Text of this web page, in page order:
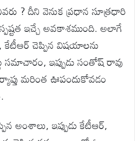
? దీని వెనుక ప్రధాన సూత్రధారి
ఇచ్చే అవకాశముంది. అలాగే
చెప్పిన విషయాలను
సమాచారం, ఇప్పుడు సంతోష్ రావు
మరింత ఊపందుకోవడం
అంశాలు, ఇప్పుడు కేటీఆర్,